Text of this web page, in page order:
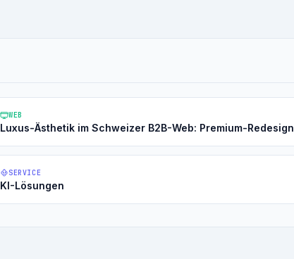
WEB
Luxus-Ästhetik im Schweizer B2B-Web: Premium-Redesign
SERVICE
KI-Lösungen